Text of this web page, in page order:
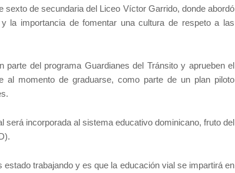
de secundaria del Liceo Víctor Garrido, donde abordó
la importancia de fomentar una cultura de respeto a las
del programa Guardianes del Tránsito y aprueben el
al momento de graduarse, como parte de un plan piloto
incorporada al sistema educativo dominicano, fruto del
trabajando y es que la educación vial se impartirá en